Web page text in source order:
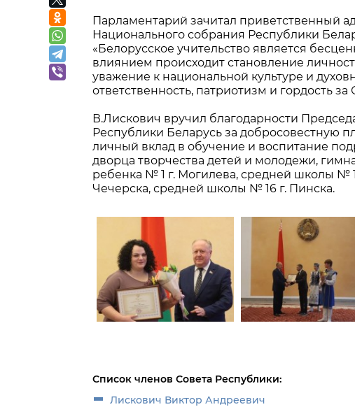
Парламентарий зачитал приветственный
Национального собрания Республики
«Белорусское учительство является
влиянием происходит становление
уважение к национальной культуре и
ответственность, патриотизм и гордость за
В.Лискович вручил благодарности
Республики Беларусь за добросовестную
личный вклад в обучение и воспитание
дворца творчества детей и молодежи,
ребенка № 1 г. Могилева, средней школы №
Чечерска, средней школы № 16 г. Пинска.
Список членов Совета Республики:
Лискович Виктор Андреевич